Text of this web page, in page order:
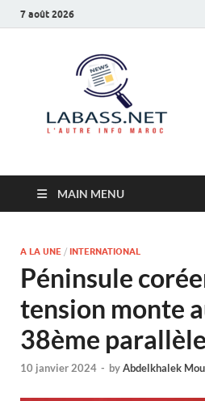
7 août 2026
MAIN MENU
A LA UNE / INTERNATIONAL
Péninsule
tension monte
38ème parallèle
10 janvier 2024 - byAbdelkhalek